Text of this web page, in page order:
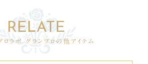
ロラボ グランプロの他アイテム